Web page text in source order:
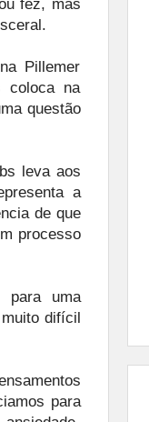
fez, mas
Pillemer
coloca na
questão
leva aos
a
de que
processo
para uma
difícil
para